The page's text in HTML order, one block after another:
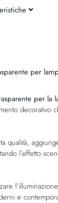
per
per la
decorativo
qualità,
l’effetto
e